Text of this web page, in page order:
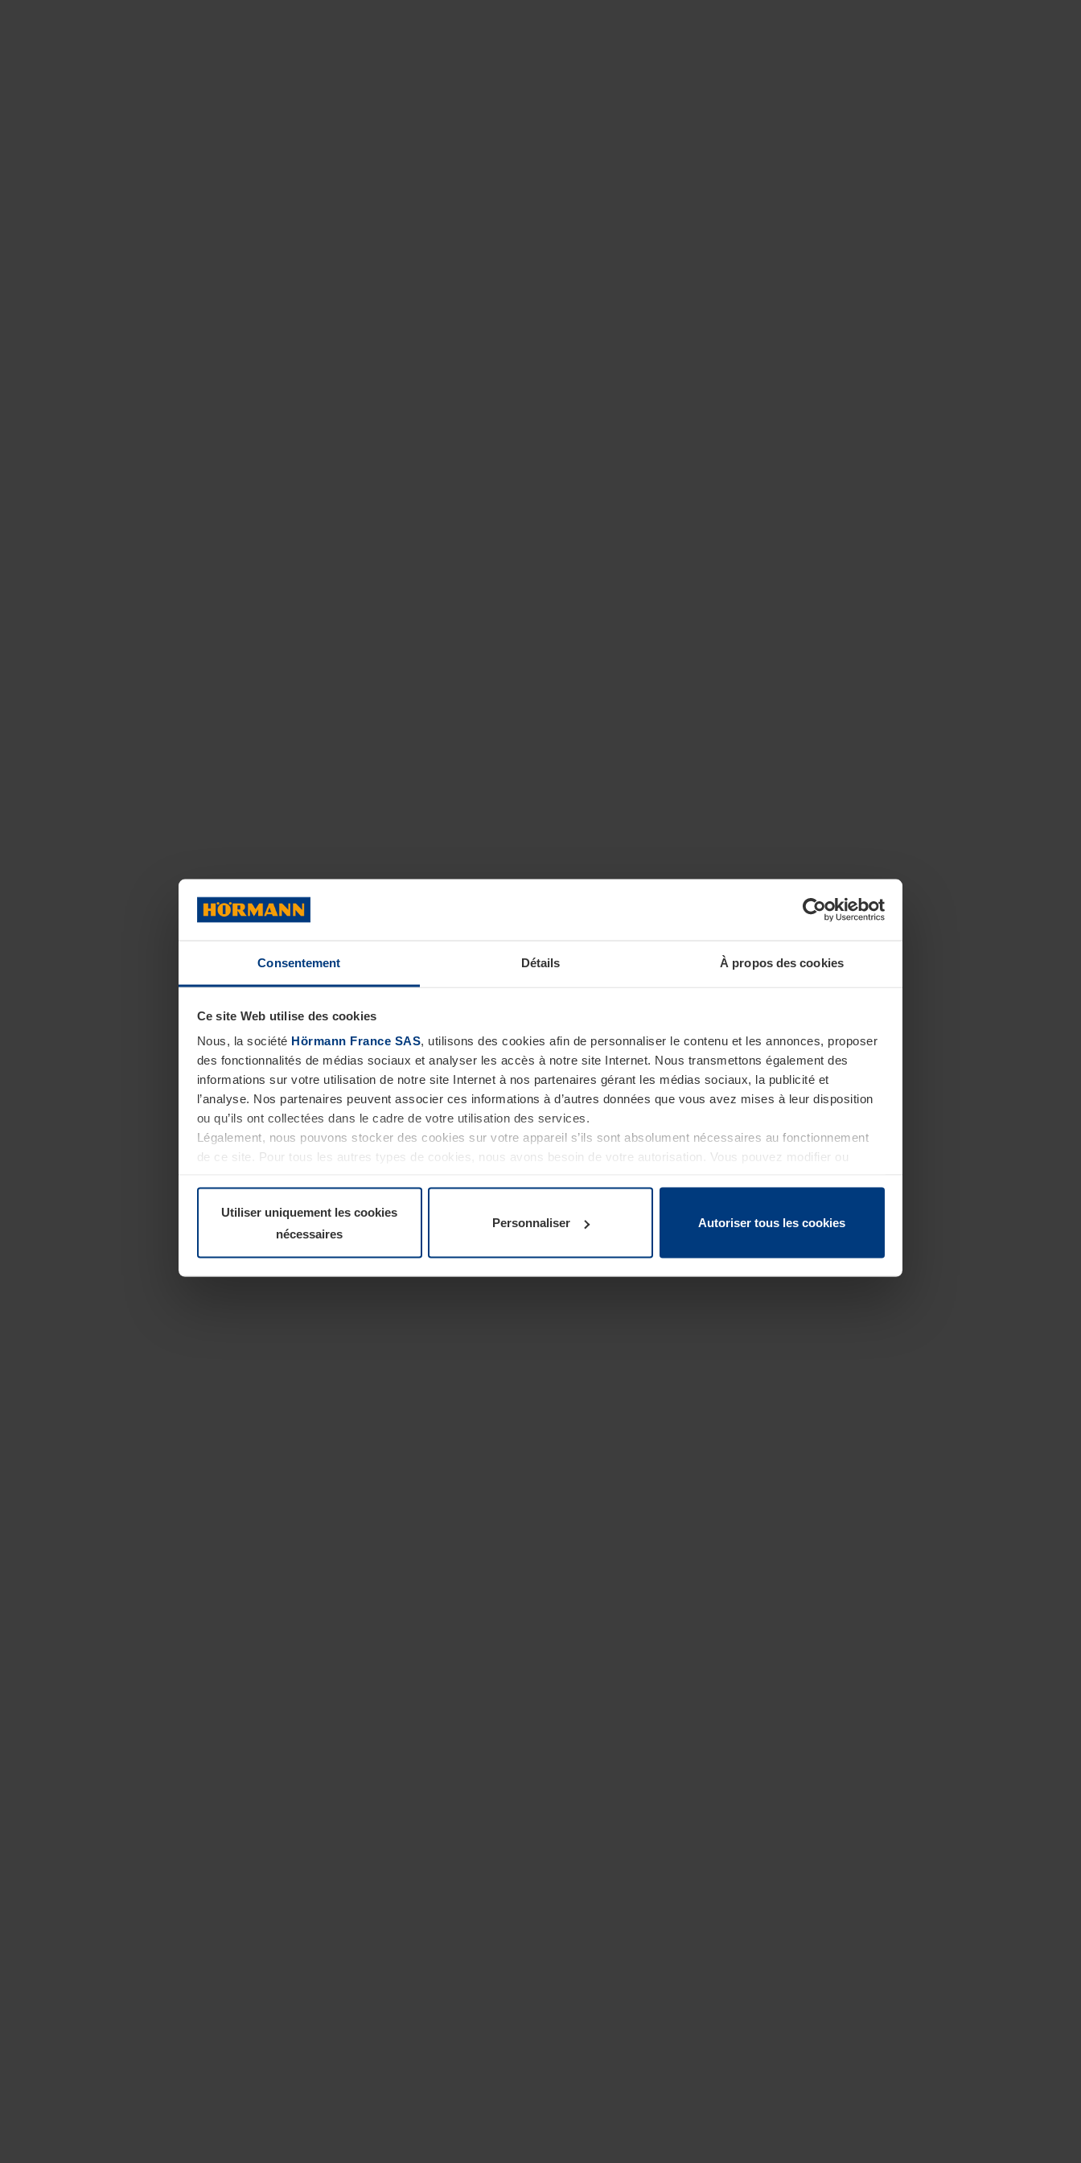
Consentement Détails À propos des cookies
Ce site Web utilise des cookies
Nous, la société Hörmann France SAS, utilisons des cookies afin de personnaliser le contenu et les annonces, proposer
des fonctionnalités de médias sociaux et analyser les accès à notre site Internet. Nous transmettons également des
informations sur votre utilisation de notre site Internet à nos partenaires gérant les médias sociaux, la publicité et
l’analyse. Nos partenaires peuvent associer ces informations à d’autres données que vous avez mises à leur disposition
ou qu’ils ont collectées dans le cadre de votre utilisation des services.
Légalement, nous pouvons stocker des cookies sur votre appareil s’ils sont absolument nécessaires au fonctionnement
de ce site. Pour tous les autres types de cookies, nous avons besoin de votre autorisation. Vous pouvez modifier ou
Utiliser uniquement les cookies
nécessaires
Personnaliser Autoriser tous les cookies